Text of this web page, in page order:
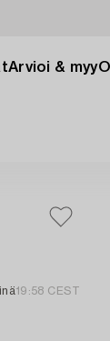
Arvioi & myy
19:58 CEST